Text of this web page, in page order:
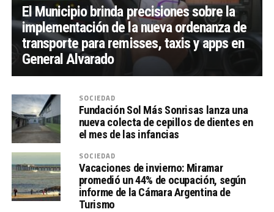
El Municipio brinda precisiones sobre la
implementación de la nueva ordenanza de
transporte para remisses, taxis y apps en
General Alvarado
SOCIEDAD
Fundación Sol Más Sonrisas lanza una
nueva colecta de cepillos de dientes en
el mes de las infancias
SOCIEDAD
Vacaciones de invierno: Miramar
promedió un 44% de ocupación, según
informe de la Cámara Argentina de
Turismo